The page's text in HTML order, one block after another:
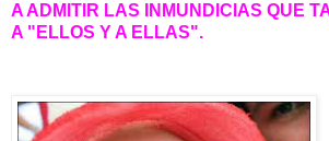
A ADMITIR LAS INMUNDICIAS QUE
A "ELLOS Y A ELLAS".